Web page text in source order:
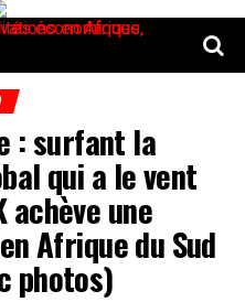
: surfant la
qui a le vent
achève une
Afrique du Sud
photos)